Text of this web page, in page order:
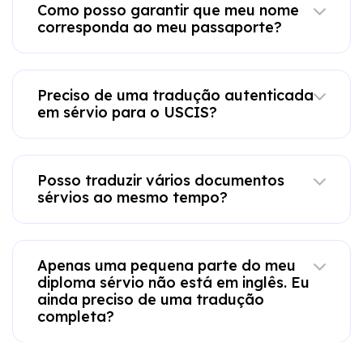
Como posso garantir que meu nome
corresponda ao meu passaporte?
Preciso de uma tradução autenticada
em sérvio para o USCIS?
Posso traduzir vários documentos
sérvios ao mesmo tempo?
Apenas uma pequena parte do meu
diploma sérvio não está em inglês. Eu
ainda preciso de uma tradução
completa?